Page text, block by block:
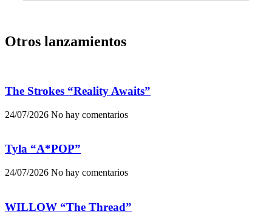
Otros lanzamientos
The Strokes “Reality Awaits”
24/07/2026 No hay comentarios
Tyla “A*POP”
24/07/2026 No hay comentarios
WILLOW “The Thread”